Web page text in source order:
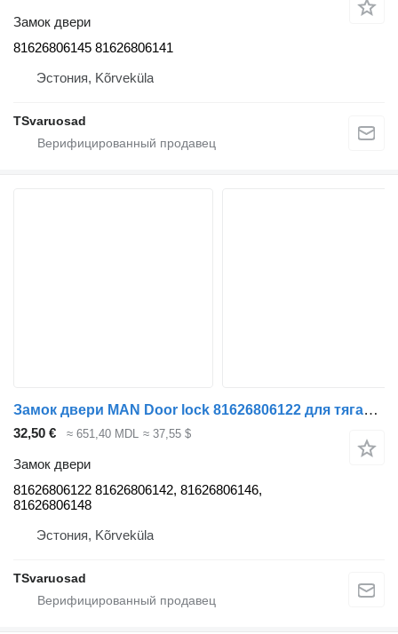
Замок двери
81626806145 81626806141
Эстония, Kõrveküla
TSvaruosad
Замок двери MAN Door lock 81626806122 для тягача MAN TGX 26.360 6X2
32,50 € ≈ 651,40 MDL ≈ 37,55 $
Замок двери
81626806122 81626806142, 81626806146,
81626806148
Эстония, Kõrveküla
TSvaruosad